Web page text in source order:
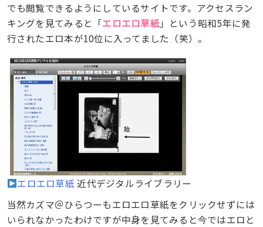
でも閲覧できるようにしているサイトです。アクセスラン
キングを見てみると「エロエロ草紙」という昭和5年に発
行されたエロ本が10位に入ってました（笑）。
エロエロ草紙近代デジタルライブラリー
当然カズマ＠ひらつーもエロエロ草紙をクリックせずには
いられなかったわけですが中身を見てみると今ではエロと